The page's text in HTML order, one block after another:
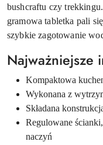
bushcraftu czy
gramowa tabletka pali
szybkie zagotowanie
Najważniejsze
Kompaktowa
Wykonana z
Składana
Regulowane
naczyń